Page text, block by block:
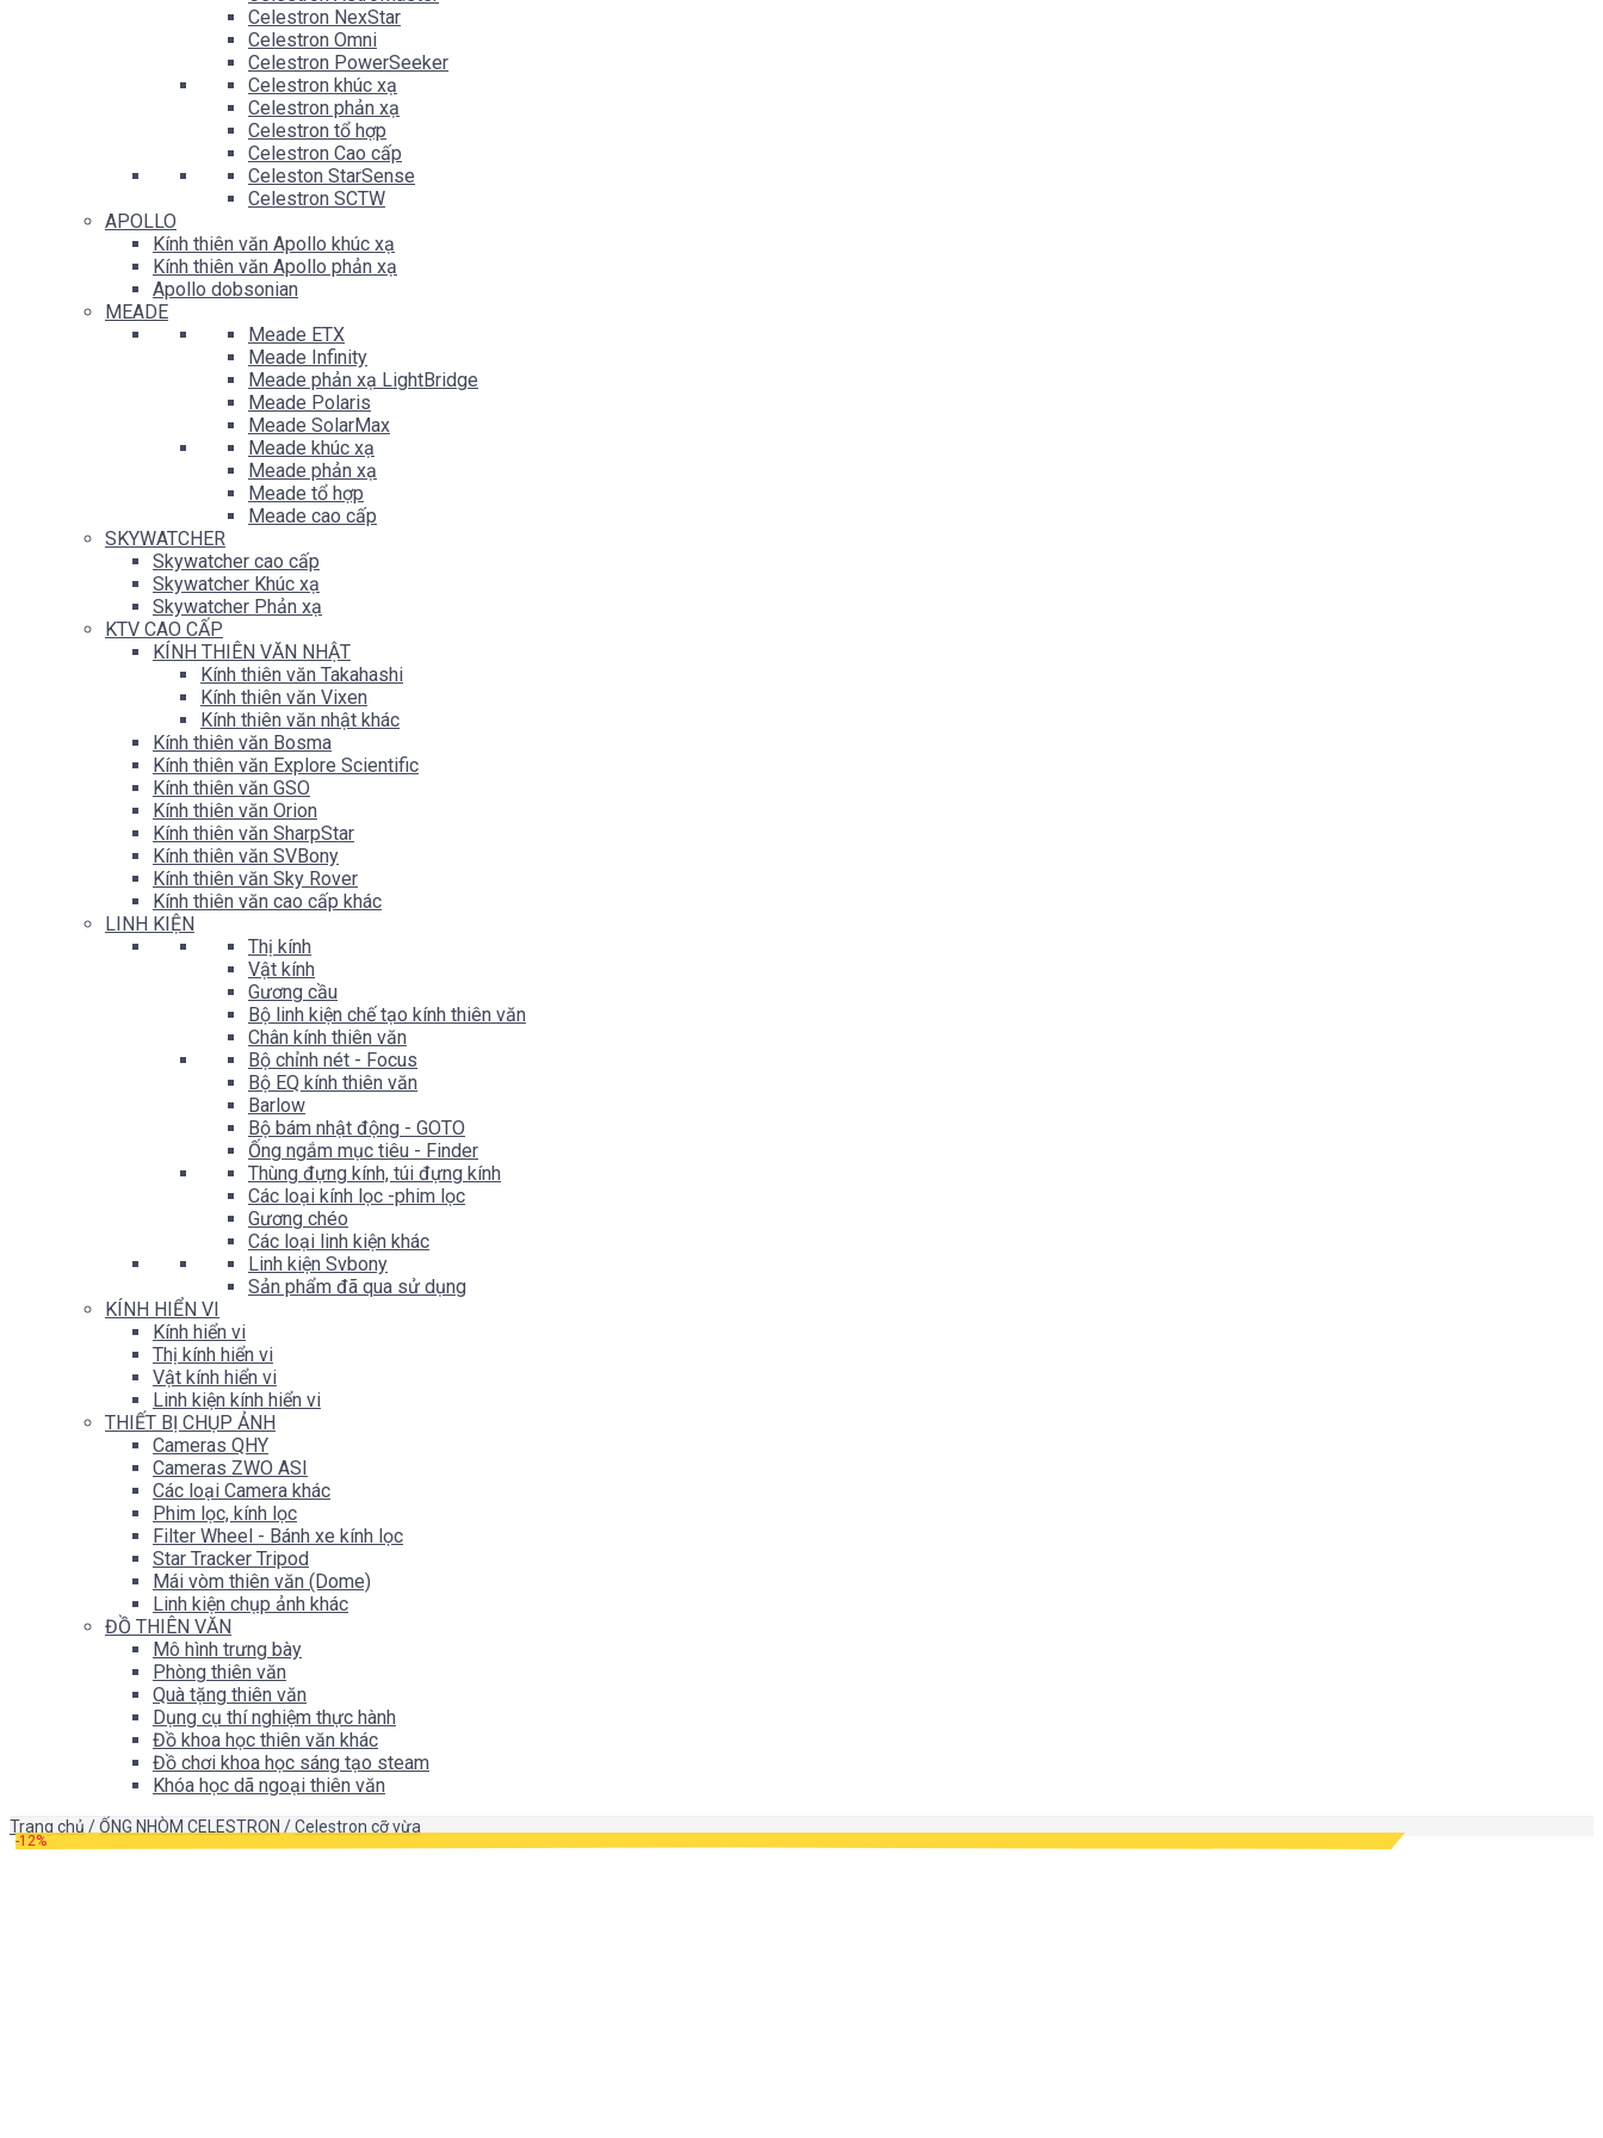
Celestron NexStar
Celestron Omni
Celestron PowerSeeker
Celestron khúc xạ
Celestron phản xạ
Celestron tổ hợp
Celestron Cao cấp
Celeston StarSense
Celestron SCTW
APOLLO
Kính thiên văn Apollo khúc xạ
Kính thiên văn Apollo phản xạ
Apollo dobsonian
MEADE
Meade ETX
Meade Infinity
Meade phản xạ LightBridge
Meade Polaris
Meade SolarMax
Meade khúc xạ
Meade phản xạ
Meade tổ hợp
Meade cao cấp
SKYWATCHER
Skywatcher cao cấp
Skywatcher Khúc xạ
Skywatcher Phản xạ
KTV CAO CẤP
KÍNH THIÊN VĂN NHẬT
Kính thiên văn Takahashi
Kính thiên văn Vixen
Kính thiên văn nhật khác
Kính thiên văn Bosma
Kính thiên văn Explore Scientific
Kính thiên văn GSO
Kính thiên văn Orion
Kính thiên văn SharpStar
Kính thiên văn SVBony
Kính thiên văn Sky Rover
Kính thiên văn cao cấp khác
LINH KIỆN
Thị kính
Vật kính
Gương cầu
Bộ linh kiện chế tạo kính thiên văn
Chân kính thiên văn
Bộ chỉnh nét - Focus
Bộ EQ kính thiên văn
Barlow
Bộ bám nhật động - GOTO
Ống ngắm mục tiêu - Finder
Thùng đựng kính, túi đựng kính
Các loại kính lọc -phim lọc
Gương chéo
Các loại linh kiện khác
Linh kiện Svbony
Sản phẩm đã qua sử dụng
KÍNH HIỂN VI
Kính hiển vi
Thị kính hiển vi
Vật kính hiển vi
Linh kiện kính hiển vi
THIẾT BỊ CHỤP ẢNH
Cameras QHY
Cameras ZWO ASI
Các loại Camera khác
Phim lọc, kính lọc
Filter Wheel - Bánh xe kính lọc
Star Tracker Tripod
Mái vòm thiên văn (Dome)
Linh kiện chụp ảnh khác
ĐỒ THIÊN VĂN
Mô hình trưng bày
Phòng thiên văn
Quà tặng thiên văn
Dụng cụ thí nghiệm thực hành
Đồ khoa học thiên văn khác
Đồ chơi khoa học sáng tạo steam
Khóa học dã ngoại thiên văn
Trang chủ /ỐNG NHÒM CELESTRON /Celestron cỡ vừa
-12%